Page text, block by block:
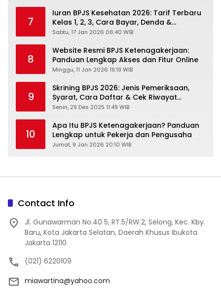
7
Iuran BPJS Kesehatan 2026: Tarif Terbaru
Kelas 1, 2, 3, Cara Bayar, Denda &
Panduan Lengkap Peserta JKN-KIS
Sabtu, 17 Jan 2026 06:40 WIB
8
Website Resmi BPJS Ketenagakerjaan:
Panduan Lengkap Akses dan Fitur Online
Minggu, 11 Jan 2026 19:19 WIB
9
Skrining BPJS 2026: Jenis Pemeriksaan,
Syarat, Cara Daftar & Cek Riwayat
Kesehatan Gratis
Senin, 29 Des 2025 11:49 WIB
10
Apa Itu BPJS Ketenagakerjaan? Panduan
Lengkap untuk Pekerja dan Pengusaha
Jumat, 9 Jan 2026 20:10 WIB
Contact Info
Jl. Gunawarman No.40 5, RT.5/RW.2, Selong, Kec. Kby.
Baru, Kota Jakarta Selatan, Daerah Khusus Ibukota
Jakarta 12110
(021) 6220109
miawartina@yahoo.com